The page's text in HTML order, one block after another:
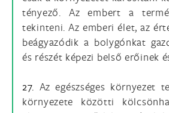
tényező. Az embert a
tekinteni. Az emberi élet, az
beágyazódik a bolygónkat
és részét képezi belső erőinek
27. Az egészséges környezet
környezete közötti